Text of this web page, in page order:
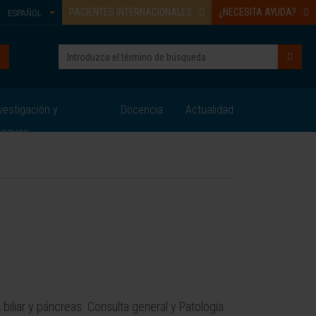
PACIENTES INTERNACIONALES ¿NECESITA AYUDA?
ESPAÑOL
y
Docencia Actualidad
y páncreas. Consulta general y Patología